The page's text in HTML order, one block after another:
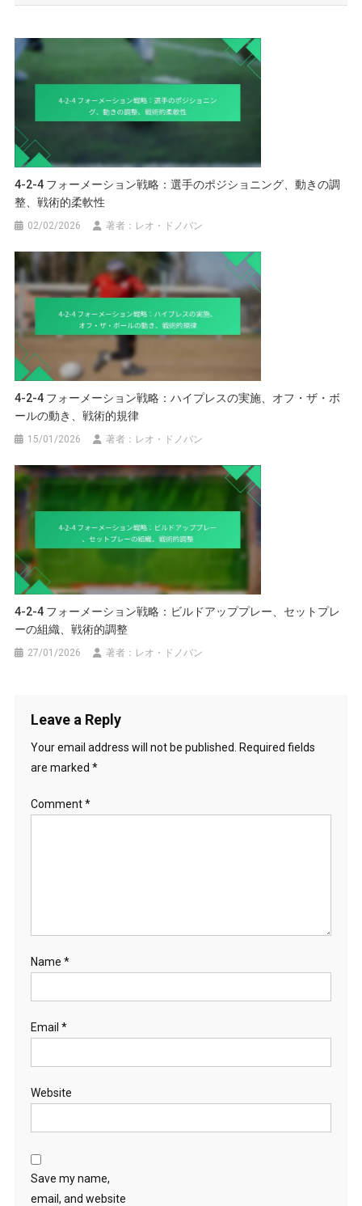
4-2-4 フォーメーション戦略：選手のポジショニング、動きの調
整、戦術的柔軟性
02/02/2026 著者：レオ・ドノバン
4-2-4 フォーメーション戦略：ハイプレスの実施、オフ・ザ・ボ
ールの動き、戦術的規律
15/01/2026 著者：レオ・ドノバン
4-2-4 フォーメーション戦略：ビルドアッププレー、セットプレ
ーの組織、戦術的調整
27/01/2026 著者：レオ・ドノバン
Leave a Reply
Your email address will not be published.
Required fields
are marked *
Comment*
Name *
Email *
Website
Save my name,
email, and website